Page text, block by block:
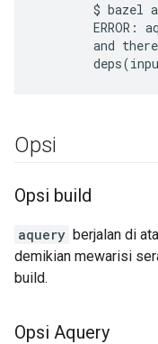
$ bazel
ERROR:
and
Opsi
Opsi build
aquery berjalan di
demikian mewarisi
build.
Opsi Aquery